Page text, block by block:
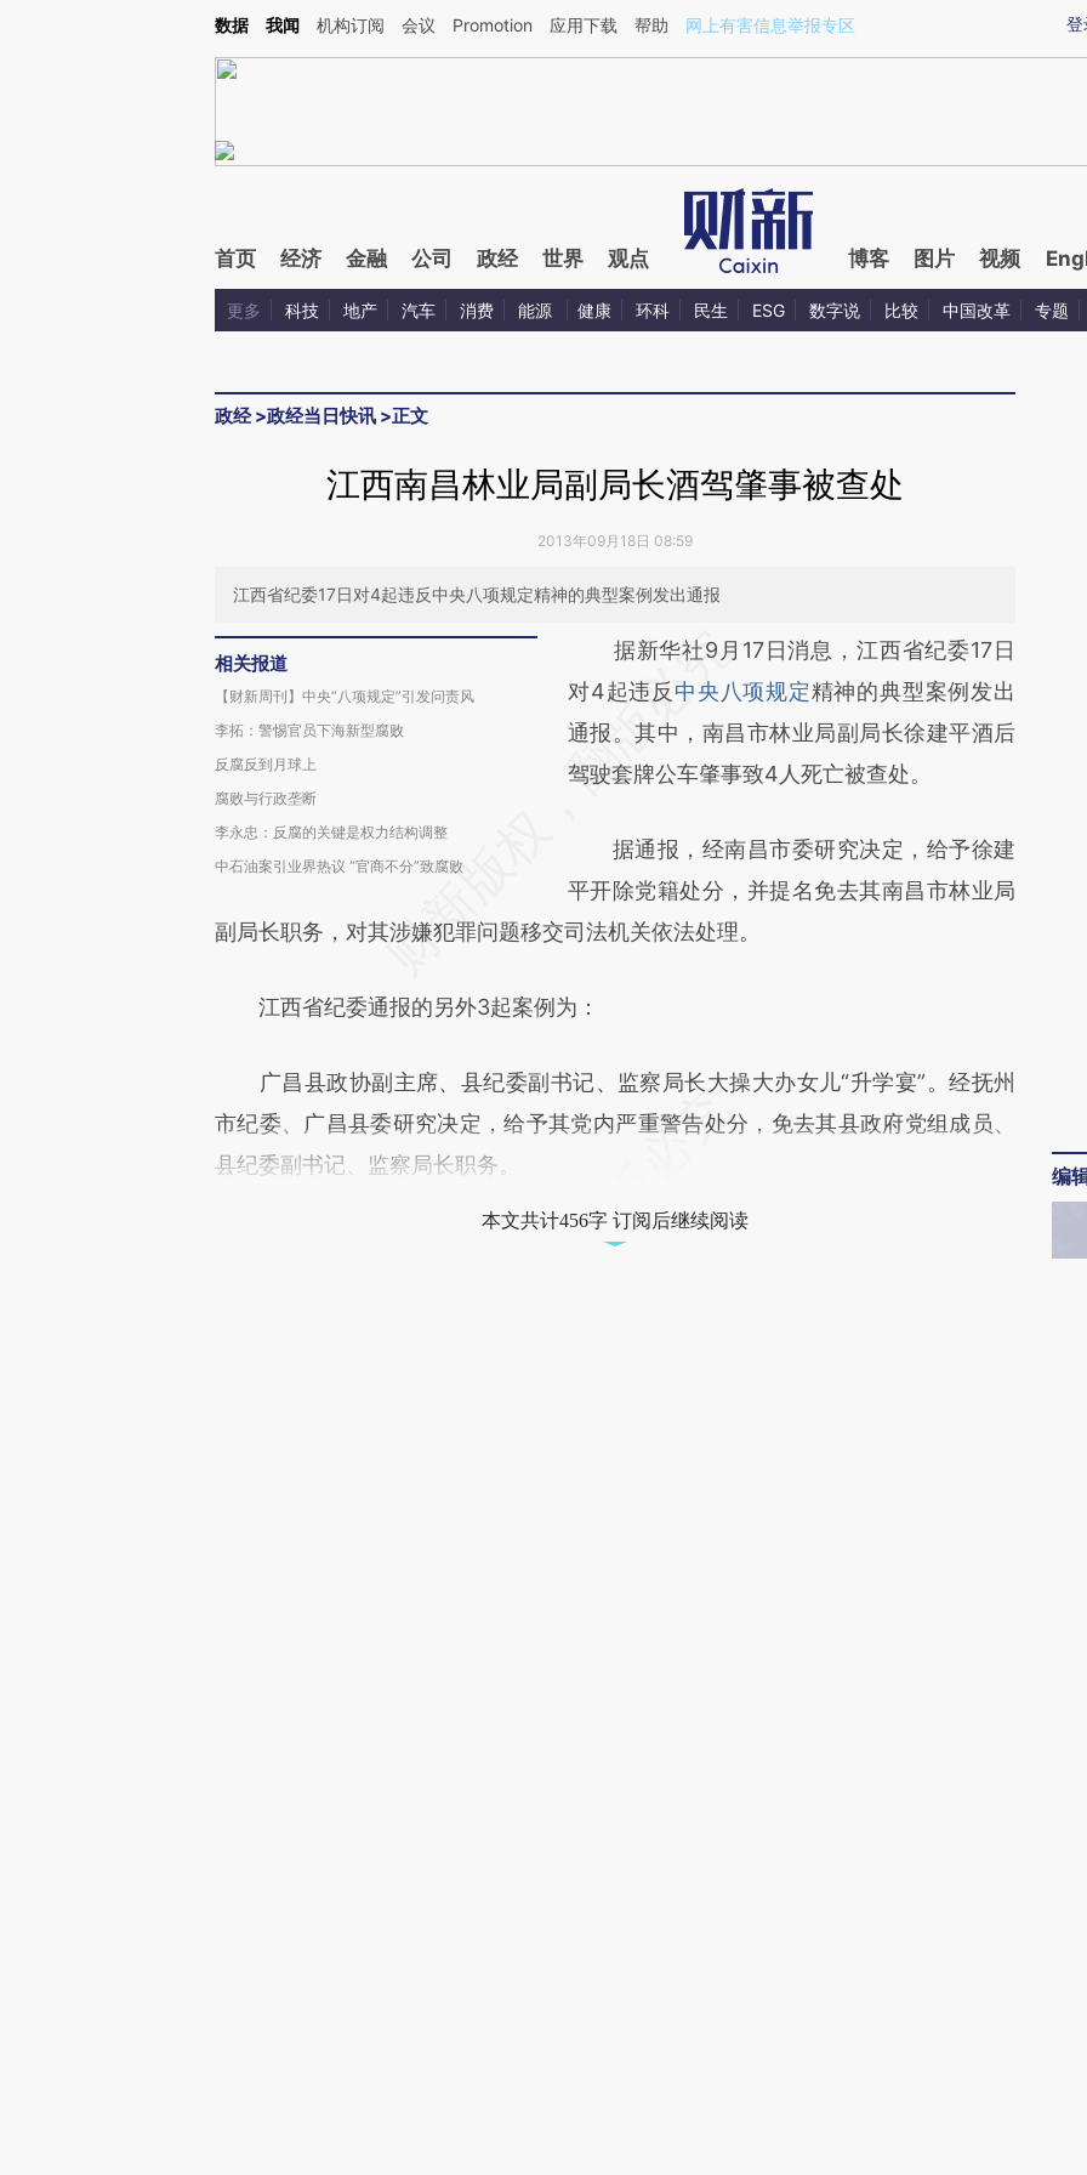
登
数据 我闻 机构订阅 会议 Promotion 应用下载 帮助 网上有害信息举报专区
首页 经济 金融 公司 政经 世界 观点 博客 图片 视频
更多 科技 地产 汽车 消费 能源 健康 环科 民生 ESG 数字说 比较 中国改革 专题
政经>政经当日快讯 >正文
江西南昌林业局副局长酒驾肇事被查处
2013年09月18日 08:59
江西省纪委17日对4起违反中央八项规定精神的典型案例发出通报
相关报道
【财新周刊】中央“八项规定”引发问责风
李拓：警惕官员下海新型腐败
反腐反到月球上
腐败与行政垄断
李永忠：反腐的关键是权力结构调整
中石油案引业界热议 “官商不分”致腐败
据新华社9月17日消息，江西省纪委17日
对4起违反 中央八项规定精神的典型案例发出
通报。其中，南昌市林业局副局长徐建平酒后
驾驶套牌公车肇事致4人死亡被查处。
据通报，经南昌市委研究决定，给予徐建
平开除党籍处分，并提名免去其南昌市林业局
副局长职务，对其涉嫌犯罪问题移交司法机关依法处理。
江西省纪委通报的另外3起案例为：
广昌县政协副主席、县纪委副书记、监察局长大操大办女儿“升学宴”。经抚州
市纪委、广昌县委研究决定，给予其党内严重警告处分，免去其县政府党组成员、
县纪委副书记、监察局长职务。
本文共计456字 订阅后继续阅读
编